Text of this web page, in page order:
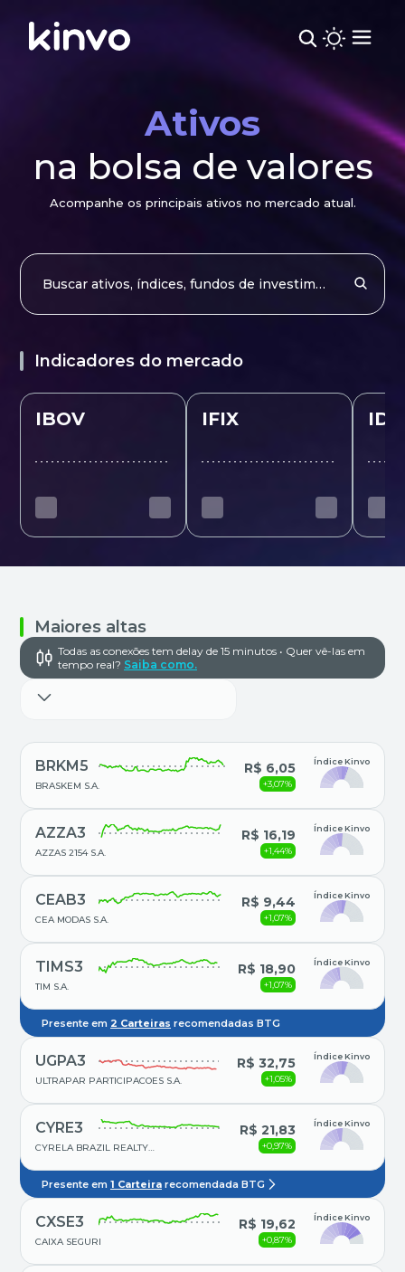
Ativos
na bolsa de valores
Acompanhe os principais ativos no mercado atual.
Indicadores do mercado
IBOV IFIX
Maiores altas
Todas as conexões tem delay de 15 minutos • Quer vê-las em
tempo real? Saiba como.
BRKM5
BRASKEM S.A.
R$ 6,05
+3,07%
Índice Kinvo
AZZA3
AZZAS 2154 S.A.
R$ 16,19
+1,44%
Índice Kinvo
CEAB3
CEA MODAS S.A.
R$ 9,44
+1,07%
Índice Kinvo
TIMS3
TIM S.A.
R$ 18,90
+1,07%
Índice Kinvo
Presente em 2 Carteiras recomendadas BTG
UGPA3
ULTRAPAR PARTICIPACOES S.A.
R$ 32,75
+1,05%
Índice Kinvo
CYRE3
CYRELA BRAZIL REALTY
R$ 21,83
+0,97%
Índice Kinvo
Presente em 1 Carteira recomendada BTG
CXSE3
CAIXA SEGURI
R$ 19,62
+0,87%
Índice Kinvo